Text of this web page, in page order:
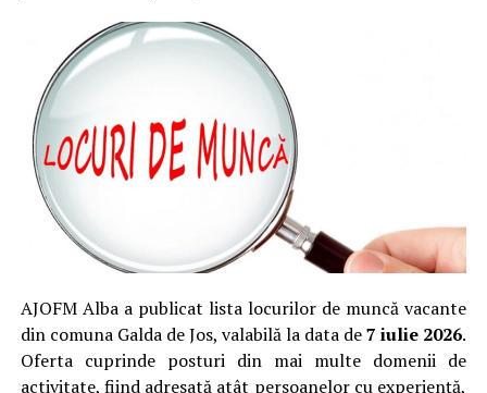
AJOFM Alba a publicat lista locurilor de muncă vacante
din comuna Galda de Jos, valabilă la data de7 iulie 2026.
Oferta cuprinde posturi din mai multe domenii de
activitate, fiind adresată atât persoanelor cu experiență,